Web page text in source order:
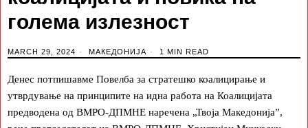
голема излезност
MARCH 29, 2024 МАКЕДОНИЈА 1 MIN READ
Денес потпишавме Повелба за стратешко коалицирање и
утврдување на принципите на идна работа на Коалицијата
предводена од ВМРО-ДПМНЕ наречена „Твоја Македонија”,